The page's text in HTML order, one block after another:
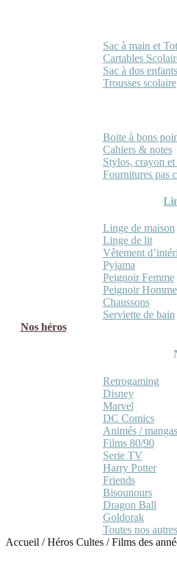
Sac à main et
Cartables
Sac à dos enfants
Trousses scolaire
Boite à bons
Cahiers & notes
Stylos, crayon et
Fournitures pas
Linge de maison
Linge de lit
Vêtement
Pyjama
Peignoir Femme
Peignoir Homme
Chaussons
Serviette de bain
Nos héros
Retrogaming
Disney
Marvel
DC Comics
Animés / mangas
Films 80/90
Serie TV
Harry Potter
Friends
Bisounours
Dragon Ball
Goldorak
Toutes nos
Accueil /Héros Cultes /Films des